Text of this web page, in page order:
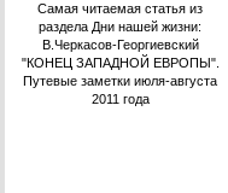
Самая читаемая статья из
раздела Дни нашей жизни:
В.Черкасов-Георгиевский
"КОНЕЦ ЗАПАДНОЙ ЕВРОПЫ".
Путевые заметки июля-августа
2011 года